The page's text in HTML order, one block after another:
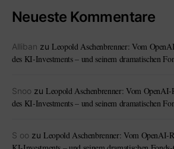
Neueste Kommentare
Alliban zu Leopold Aschenbrenner: Vom
des KI-Investments – und seinem dramatischen
Snoo zu Leopold Aschenbrenner: Vom
des KI-Investments – und seinem dramatischen
S oo zu Leopold Aschenbrenner: Vom OpenAI-